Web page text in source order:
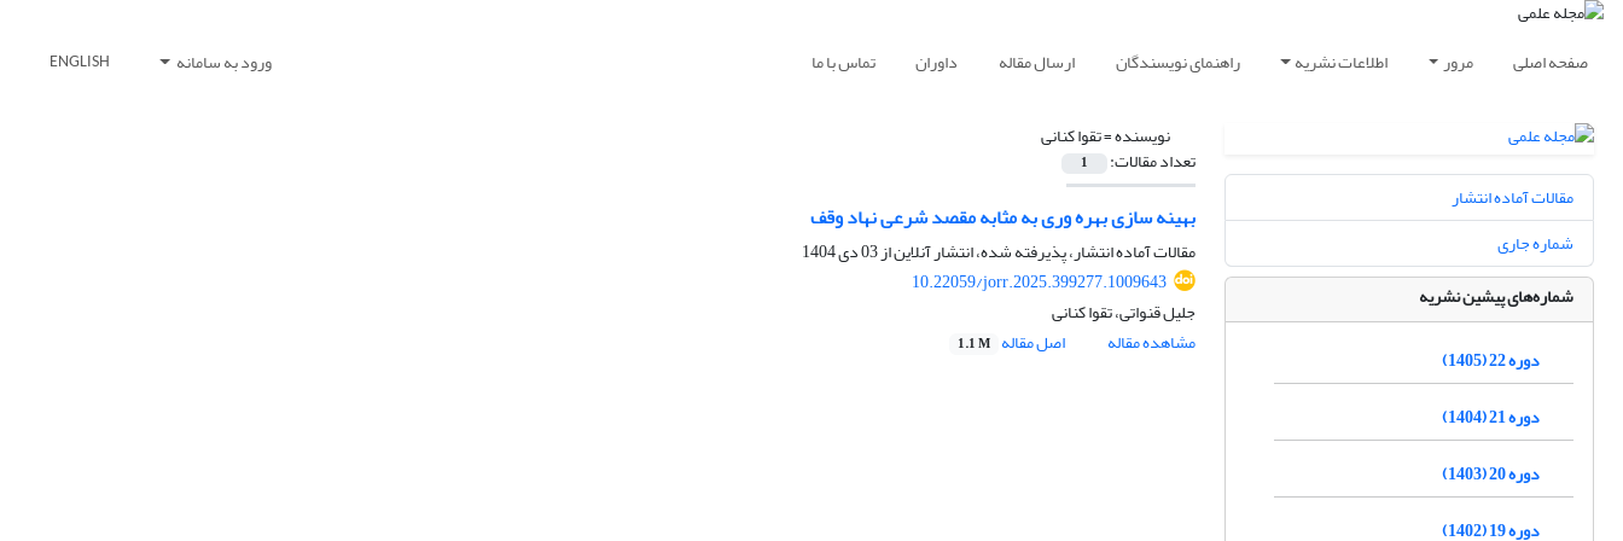
صفحه اصلی مرور اطلاعات نشریه راهنمای نویسندگان ارسال مقاله داوران تماس با ما ورود به سامانه ENGLISH
نویسنده =تقوا کنانی
تعداد مقالات: 1
بهینه سازی بهره وری به مثابه مقصد شرعی نهاد وقف
مقالات آماده انتشار، پذیرفته شده، انتشار آنلاین از03 دی 1404
10.22059/jorr.2025.399277.1009643
جلیل قنواتی، تقوا کنانی
مشاهده مقاله
اصل مقاله 1.1 M
مقالات آماده انتشار
شماره جاری
شماره‌های پیشین نشریه
دوره 22 (1405)
دوره 21 (1404)
دوره 20 (1403)
دوره 19 (1402)